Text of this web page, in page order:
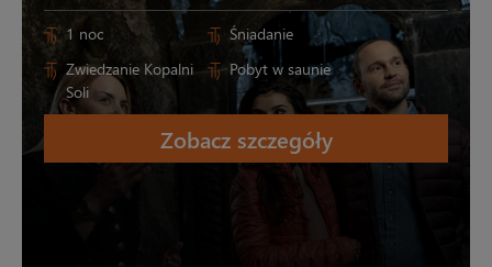
1 noc
Zwiedzanie Kopalni
Soli
Śniadanie
Pobyt w saunie
Zobacz szczegóły